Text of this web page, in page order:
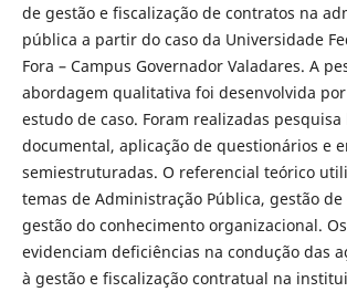
de gestão e fiscalização de contratos na
pública a partir do caso da Universidade
Fora – Campus Governador Valadares. A
abordagem qualitativa foi desenvolvida
estudo de caso. Foram realizadas
documental, aplicação de questionários e
semiestruturadas. O referencial teórico
temas de Administração Pública, gestão
gestão do conhecimento organizacional.
evidenciam deficiências na condução das
à gestão e fiscalização contratual na